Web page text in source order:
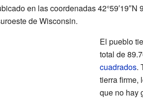
en las coordenadas 42°59′19″N
de Wisconsin.
El pueblo
total de
cuadrados.
tierra firme,
que no hay